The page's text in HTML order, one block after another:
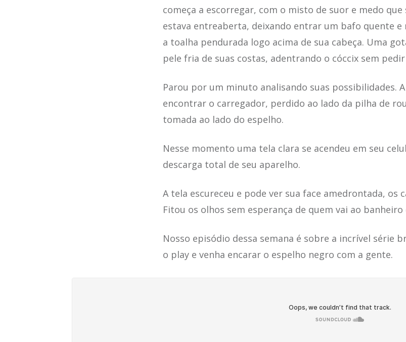
começa a escorregar, com o misto de suor e medo que
estava entreaberta, deixando entrar um bafo quente
a toalha pendurada logo acima de sua cabeça. Uma
pele fria de suas costas, adentrando o cóccix sem
Parou por um minuto analisando suas possibilidades.
encontrar o carregador, perdido ao lado da pilha de
tomada ao lado do espelho.
Nesse momento uma tela clara se acendeu em seu
descarga total de seu aparelho.
A tela escureceu e pode ver sua face amedrontada, os
Fitou os olhos sem esperança de quem vai ao
Nosso episódio dessa semana é sobre a incrível série
o play e venha encarar o espelho negro com a gente.